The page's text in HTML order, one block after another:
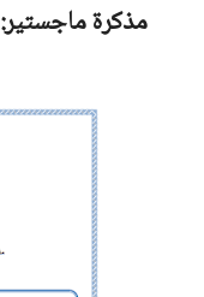
مذكرة ماجستير: